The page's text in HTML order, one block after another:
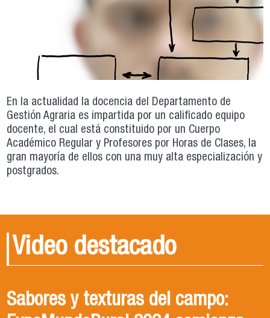
En la actualidad la docencia del Departamento de
Gestión Agraria es impartida por un calificado equipo
docente, el cual está constituido por un Cuerpo
Académico Regular y Profesores por Horas de Clases, la
gran mayoría de ellos con una muy alta especialización y
postgrados.
Video destacado
Sabores y texturas del campo:
Conoce Ingeniería en
Cosechando Sostenibilidad: ¿Cómo